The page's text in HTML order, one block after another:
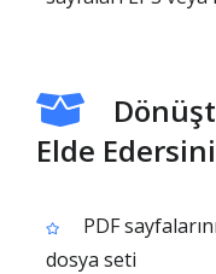
Elde
PDF
dosya seti